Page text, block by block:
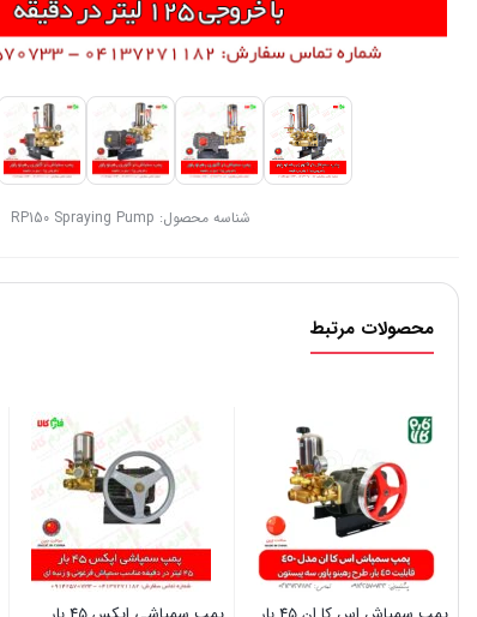
شناسه محصول: RP150 Spraying Pump
محصولات مرتبط